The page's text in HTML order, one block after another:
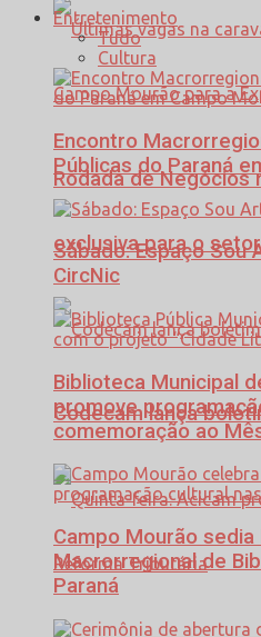
Rodada de Negócios
exclusiva para o
Codecam lança
Entretenimento
Tudo
Cultura
Encontro
Públicas do Paraná
Sábado: Espaço Sou
CircNic
Biblioteca Municipal
promove
comemoração ao
Campo Mourão sedia
Macrorregional de
Paraná